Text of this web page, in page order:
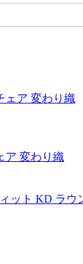
ア 変わり織